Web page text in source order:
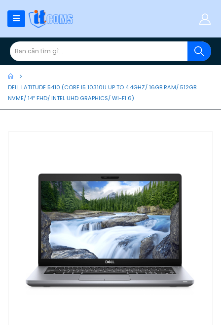
DELL LATITUDE 5410 (CORE I5 10310U UP TO 4.4GHZ/ 16GB RAM/ 512GB
NVME/ 14″ FHD/ INTEL UHD GRAPHICS/ WI-FI 6)